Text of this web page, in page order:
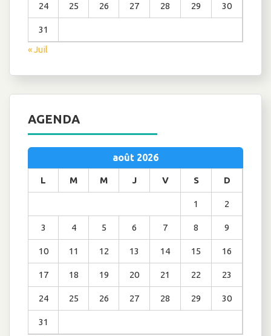
24 25 26 27 28 29 30
31
« Juil
AGENDA
août 2026
L M M J V S D
1 2
3 4 5 6 7 8 9
10 11 12 13 14 15 16
17 18 19 20 21 22 23
24 25 26 27 28 29 30
31